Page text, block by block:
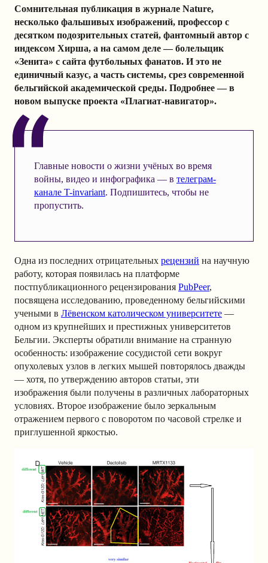
Сомнительная публикация в журнале Nature,
несколько фальшивых изображений, профессор с
десятком подозрительных статей, фантомный автор с
индексом Хирша, а на самом деле — болельщик
«Зенита» с сайта футбольных фанатов. И это не
единичный казус, а часть системы, срез современной
бельгийской академической среды. Подробнее — в
новом выпуске проекта «Плагиат-навигатор».
Главные новости о жизни учёных во время
войны, видео и инфографика — в телеграм-
канале T-invariant. Подпишитесь, чтобы не
пропустить.
Одна из последних отрицательных рецензий на научную
работу, которая появилась на платформе
постпубликационного рецензирования PubPeer,
посвящена исследованию, проведенному бельгийскими
учеными в Лёвенском католическом университете —
одном из крупнейших и престижных университетов
Бельгии. Эксперты обратили внимание на странную
особенность: изображение сосудистой сети вокруг
опухолевых узлов в легких мышей повторялось дважды
— хотя, по утверждению авторов статьи, эти
изображения были получены в различных лабораторных
условиях. Второе изображение было зеркальным
отражением первого с поворотом по часовой стрелке и
приглушенной яркостью.